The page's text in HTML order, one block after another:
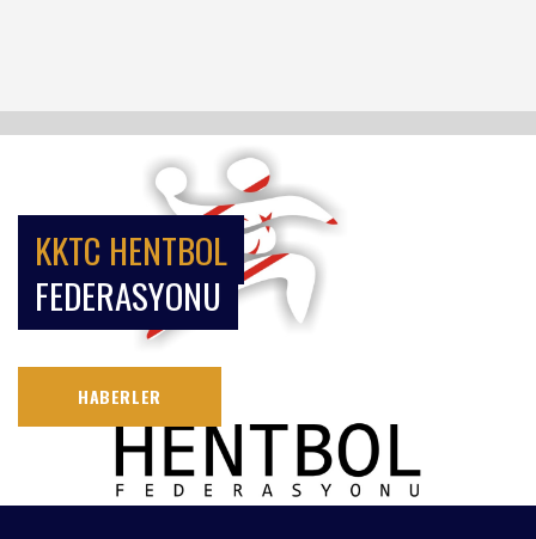
KKTC HENTBOL
FEDERASYONU
HABERLER